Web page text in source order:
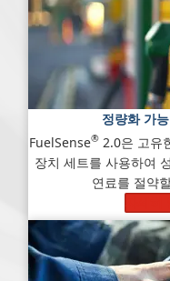
정량화 가
FuelSense®2.0은 고유
장치 세트를 사용하여
연료를 절약